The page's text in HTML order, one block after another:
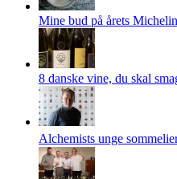
Mine bud på årets
8 danske vine, du skal
Alchemists unge